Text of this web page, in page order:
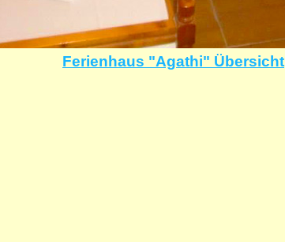
Ferienhaus "Agathi" Übersicht